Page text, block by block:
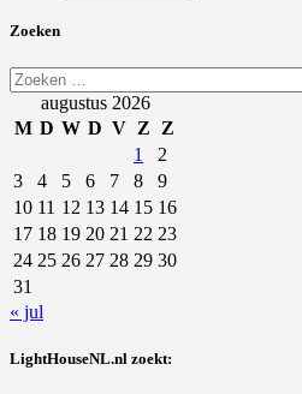
Zoeken
Zoeken
naar:augustus 2026
M D W D V Z
Z
1
2
3
4 5 6 7 8
9
10 11 12 13 14 15 16
17 18 19 20 21 22 23
24 25 26 27 28 29 30
31
« jul
LightHouseNL.nl zoekt: